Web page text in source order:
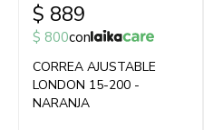
$ 889
$ 800con
CORREA AJUSTABLE
LONDON 15-200 -
NARANJA